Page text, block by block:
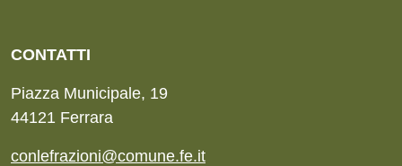
CONTATTI
Piazza Municipale, 19
44121 Ferrara
conlefrazioni@comune.fe.it